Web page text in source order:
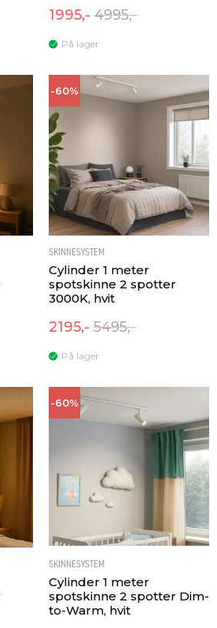
1995,- 4995,-
På lager
-60%
SKINNESYSTEM
Cylinder 1 meter
spotskinne 2 spotter
3000K, hvit
2195,- 5495,-
På lager
-60%
SKINNESYSTEM
Cylinder 1 meter
spotskinne 2 spotter Dim-
to-Warm, hvit